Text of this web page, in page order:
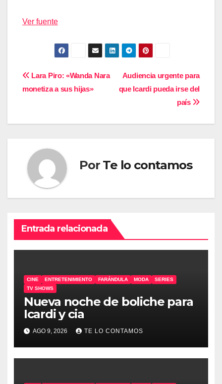
Ver fuente
Navegación
entradas
Audiencia urgente para
que Icardi pueda irse del
país
Lara Piro: «Wanda Nara
monetiza a sus hijas»
Por Te lo contamos
Entrada relacionada
CINE ENTRETENIMIENTO FARÁNDULA MODA
SERIES
TV SHOWS
Nueva noche de boliche para
Icardi y cia
AGO 9, 2026 TE LO CONTAMOS